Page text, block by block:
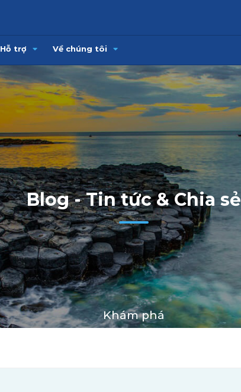
Hỗ trợ Về chúng tôi
Blog - Tin tức & Chia sẻ
Khám phá